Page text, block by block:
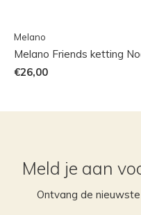
Melano
Melano Friends ketting
€26,00
Meld je aan
Ontvang de